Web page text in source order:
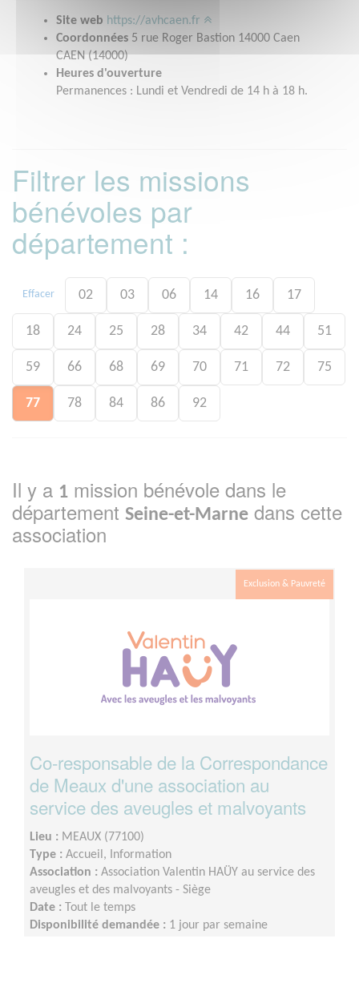
Site web https://avhcaen.fr
Coordonnées 5 rue Roger Bastion 14000 Caen
CAEN (14000)
Heures d'ouverture
Permanences : Lundi et Vendredi de 14 h à 18 h.
Filtrer les missions
bénévoles par
département :
Effacer 02 03 06 14 16 17
18 24 25 28 34 42 44 51
59 66 68 69 70 71 72 75
77 78 84 86 92
Il y a 1 mission bénévole dans le
département Seine-et-Marne dans cette
association
Exclusion & Pauvreté
Co-responsable de la Correspondance
de Meaux d'une association au
service des aveugles et malvoyants
Lieu : MEAUX (77100)
Type : Accueil, Information
Association : Association Valentin HAÜY au service des
aveugles et des malvoyants - Siège
Date :
Tout le temps
Disponibilité demandée : 1 jour par semaine